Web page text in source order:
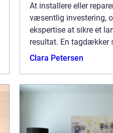
At installere eller
væsentlig investering,
ekspertise at sikre et
resultat. En tagdækker
rolle i denne proces,
Clara Petersen